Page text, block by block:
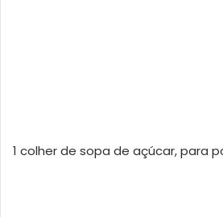
1 colher de sopa de açúcar, para